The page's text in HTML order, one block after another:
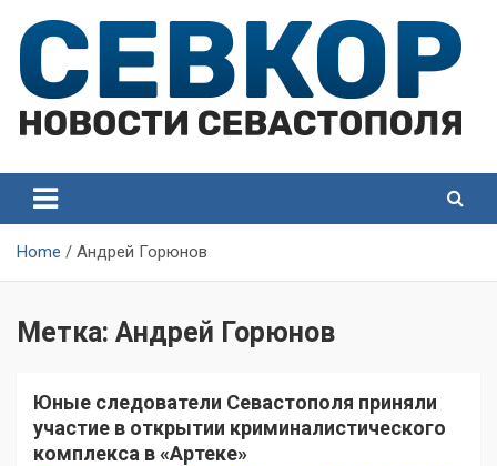
content
Севастополя
Севастополя
Home Андрей Горюнов
Метка: Андрей Горюнов
Юные следователи Севастополя приняли
участие в открытии криминалистического
комплекса в «Артеке»